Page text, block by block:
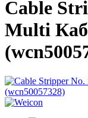
Cable
Multi